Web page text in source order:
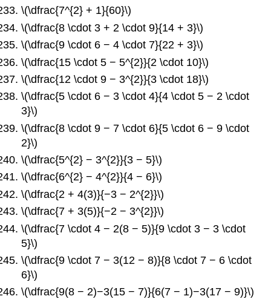
\(\dfrac{7^{2} + 1}{60}\)
\(\dfrac{8 \cdot 3 + 2 \cdot 9}{14 + 3}\)
\(\dfrac{9 \cdot 6 − 4 \cdot 7}{22 + 3}\)
\(\dfrac{15 \cdot 5 − 5^{2}}{2 \cdot 10}\)
\(\dfrac{12 \cdot 9 − 3^{2}}{3 \cdot 18}\)
\(\dfrac{5 \cdot 6 − 3 \cdot 4}{4 \cdot 5 − 2 \cdot
3}\)
\(\dfrac{8 \cdot 9 − 7 \cdot 6}{5 \cdot 6 − 9 \cdot
2}\)
\(\dfrac{5^{2} − 3^{2}}{3 − 5}\)
\(\dfrac{6^{2} − 4^{2}}{4 − 6}\)
\(\dfrac{2 + 4(3)}{−3 − 2^{2}}\)
\(\dfrac{7 + 3(5)}{−2 − 3^{2}}\)
\(\dfrac{7 \cdot 4 − 2(8 − 5)}{9 \cdot 3 − 3 \cdot
5}\)
\(\dfrac{9 \cdot 7 − 3(12 − 8)}{8 \cdot 7 − 6 \cdot
6}\)
\(\dfrac{9(8 − 2)−3(15 − 7)}{6(7 − 1)−3(17 − 9)}\)